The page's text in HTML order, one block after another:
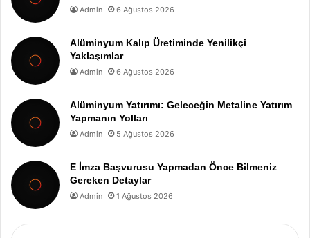
Admin 6 Ağustos 2026
Alüminyum Kalıp Üretiminde Yenilikçi
Yaklaşımlar
Admin 6 Ağustos 2026
Alüminyum Yatırımı: Geleceğin Metaline Yatırım
Yapmanın Yolları
Admin 5 Ağustos 2026
E İmza Başvurusu Yapmadan Önce Bilmeniz
Gereken Detaylar
Admin 1 Ağustos 2026